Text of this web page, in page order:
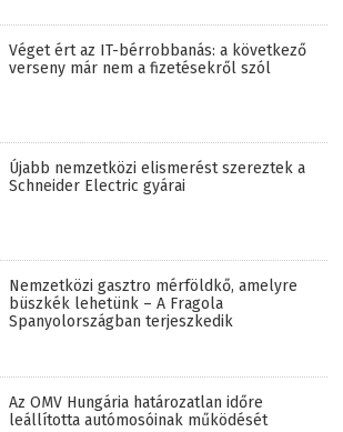
Véget ért az IT-bérrobbanás: a következő
verseny már nem a fizetésekről szól
Újabb nemzetközi elismerést szereztek a
Schneider Electric gyárai
Nemzetközi gasztro mérföldkő, amelyre
büszkék lehetünk – A Fragola
Spanyolországban terjeszkedik
Az OMV Hungária határozatlan időre
leállította autómosóinak működését